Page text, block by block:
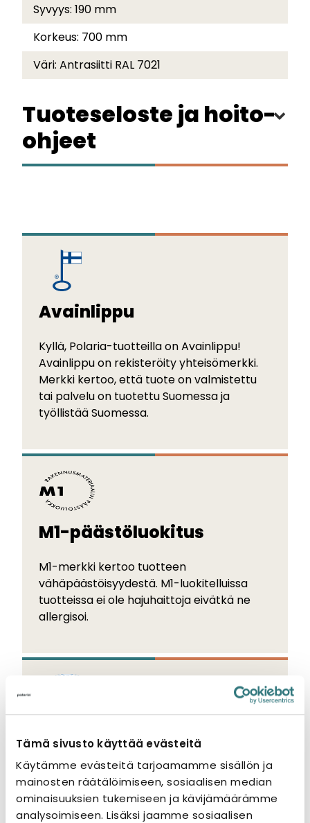
Tämä sivusto käyttää evästeitä
Käytämme evästeitä tarjoamamme sisällön ja
mainosten räätälöimiseen, sosiaalisen median
ominaisuuksien tukemiseen ja kävijämäärämme
analysoimiseen. Lisäksi jaamme sosiaalisen
Syvyys: 190 mm
Korkeus: 700 mm
Väri: Antrasiitti RAL 7021
Tuoteseloste ja hoito-
ohjeet
Avainlippu
Kyllä, Polaria-tuotteilla on Avainlippu!
Avainlippu on rekisteröity yhteisömerkki.
Merkki kertoo, että tuote on valmistettu
tai palvelu on tuotettu Suomessa ja
työllistää Suomessa.
M1-päästöluokitus
M1-merkki kertoo tuotteen
vähäpäästöisyydestä. M1-luokitelluissa
tuotteissa ei ole hajuhaittoja eivätkä ne
allergisoi.
FI-merkki
FI-merkki osoittaa, että tuote täyttää
standardin tai viranomaismääräysten ja -
ohjeiden vaatimukset.